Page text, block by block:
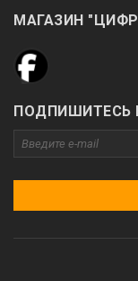
МАГАЗИН
ПОДПИШИТЕСЬ